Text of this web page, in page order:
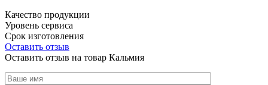
Качество продукции
Уровень сервиса
Срок изготовления
Оставить отзыв
Оставить отзыв на товар Кальмия